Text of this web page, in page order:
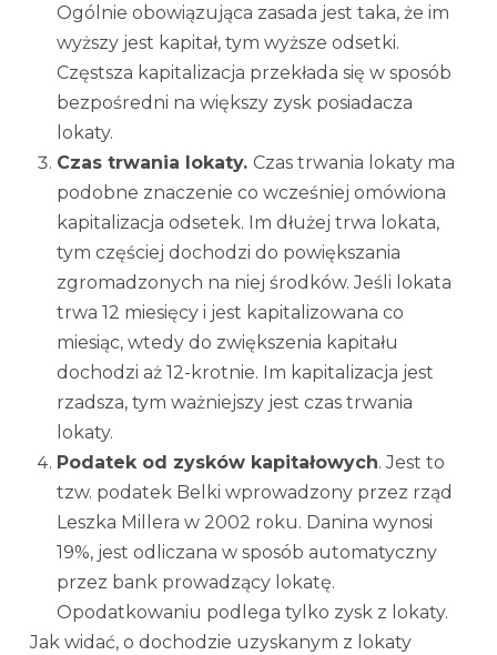
Ogólnie obowiązująca zasada jest taka, że im
wyższy jest kapitał, tym wyższe odsetki.
Częstsza kapitalizacja przekłada się w sposób
bezpośredni na większy zysk posiadacza
lokaty.
Czas trwania lokaty. Czas trwania lokaty ma
podobne znaczenie co wcześniej omówiona
kapitalizacja odsetek. Im dłużej trwa lokata,
tym częściej dochodzi do powiększania
zgromadzonych na niej środków. Jeśli lokata
trwa 12 miesięcy i jest kapitalizowana co
miesiąc, wtedy do zwiększenia kapitału
dochodzi aż 12-krotnie. Im kapitalizacja jest
rzadsza, tym ważniejszy jest czas trwania
lokaty.
Podatek od zysków kapitałowych. Jest to
tzw. podatek Belki wprowadzony przez rząd
Leszka Millera w 2002 roku. Danina wynosi
19%, jest odliczana w sposób automatyczny
przez bank prowadzący lokatę.
Opodatkowaniu podlega tylko zysk z lokaty.
Jak widać, o dochodzie uzyskanym z lokaty